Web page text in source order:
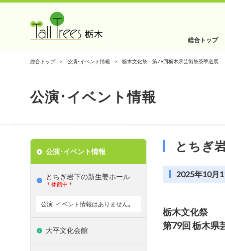
総合トップ
総合トップ 公演･イベント情報 栃木文化祭 第79回栃木県芸術祭茶華道展
公演･イベント情報
とちぎ
2025年10月
栃木文化祭
第79回 栃木県
公演･イベント情報
とちぎ岩下の新⽣姜ホール
＊休館中＊
公演･イベント情報はありません｡
大平文化会館